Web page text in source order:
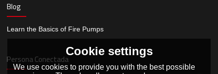
Blog
Learn the Basics of Fire Pumps
Persona Conectada
Cookie settings
We use cookies to provide you with the best possible